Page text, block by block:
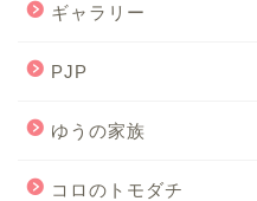
ギャラリー
PJP
ゆうの家族
コロのトモダチ